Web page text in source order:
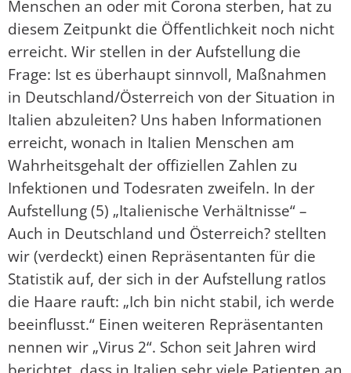
Menschen an oder mit Corona sterben, hat zu
diesem Zeitpunkt die Öffentlichkeit noch nicht
erreicht. Wir stellen in der Aufstellung die
Frage: Ist es überhaupt sinnvoll, Maßnahmen
in Deutschland/Österreich von der Situation in
Italien abzuleiten? Uns haben Informationen
erreicht, wonach in Italien Menschen am
Wahrheitsgehalt der offiziellen Zahlen zu
Infektionen und Todesraten zweifeln. In der
Aufstellung (5) „Italienische Verhältnisse“ –
Auch in Deutschland und Österreich? stellten
wir (verdeckt) einen Repräsentanten für die
Statistik auf, der sich in der Aufstellung ratlos
die Haare rauft: „Ich bin nicht stabil, ich werde
beeinflusst.“ Einen weiteren Repräsentanten
nennen wir „Virus 2“. Schon seit Jahren wird